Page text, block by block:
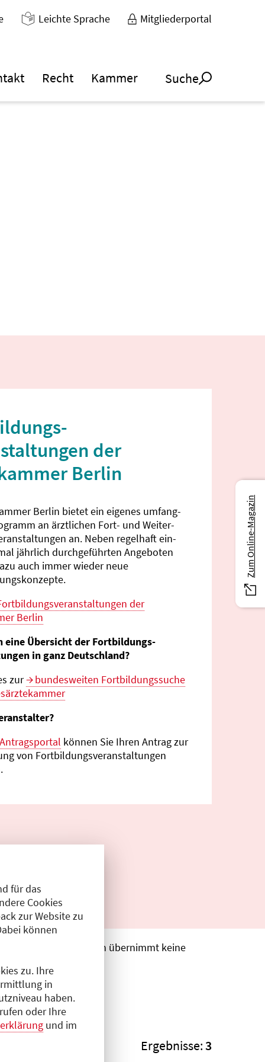
für das
Cookies
zur Website zu
können
zu. Ihre
in
haben.
oder Ihre
und im
Leichte Sprache Mitgliederportal
Recht Kammer Suche
der
Berlin
Berlin bietet ein eigenes umfang­
an ärztlichen Fort- und Weiter­
an. Neben regelhaft ein-
jährlich durch­geführten Angeboten
auch immer wieder neue
der
Berlin
eine Übersicht der Fortbildungs­
in ganz Deutschland?
zur
bundes­weiten Fortbildungs­suche
können Sie Ihren Antrag zur
von Fortbildungs­veranstaltungen
Ärztekammer Berlin übernimmt keine
Ergebnisse:3
Zum Online-Magazin